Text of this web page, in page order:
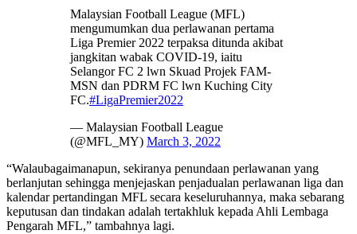
Malaysian Football League (MFL)
mengumumkan dua perlawanan pertama
Liga Premier 2022 terpaksa ditunda akibat
jangkitan wabak COVID-19, iaitu
Selangor FC 2 lwn Skuad Projek FAM-
MSN dan PDRM FC lwn Kuching City
FC.#LigaPremier2022
— Malaysian Football League
(@MFL_MY) March 3, 2022
“Walaubagaimanapun, sekiranya penundaan perlawanan yang
berlanjutan sehingga menjejaskan penjadualan perlawanan liga dan
kalendar pertandingan MFL secara keseluruhannya, maka sebarang
keputusan dan tindakan adalah tertakhluk kepada Ahli Lembaga
Pengarah MFL,” tambahnya lagi.